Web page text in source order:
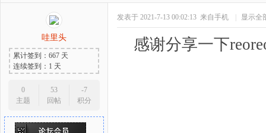
哇里头
累计签到：667 天
连续签到：1 天
0
主题
53
回帖
-7
积分
发表于 2021-7-13 00:02:13 来自手机 显示全
感谢分享一下